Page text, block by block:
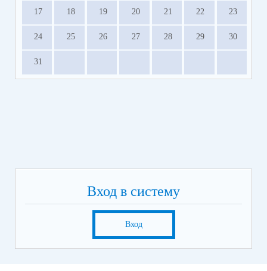
17 18 19 20 21 22 23
24 25 26 27 28 29 30
31
Вход в систему
Вход